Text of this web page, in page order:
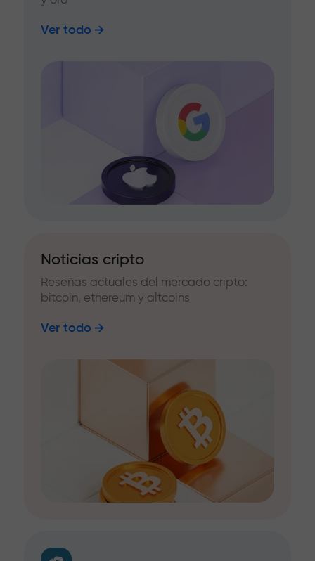
Ver todo
Noticias cripto
Reseñas actuales del mercado cripto:
bitcoin, ethereum y altcoins
Ver todo